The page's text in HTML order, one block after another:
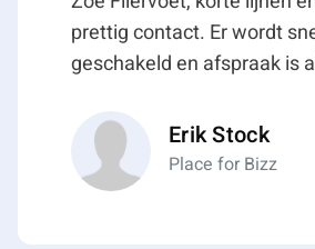
prettig contact. Er wordt
geschakeld en afspraak is
Erik Stock
Place for Bizz